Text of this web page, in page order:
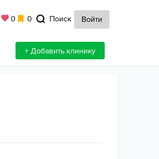
0 0 Поиск Войти
+ Добавить клинику